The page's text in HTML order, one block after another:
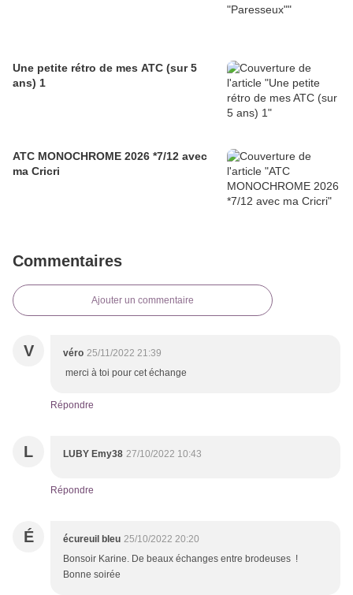
Une petite rétro de mes ATC (sur 5
ans) 1
ATC MONOCHROME 2026 *7/12 avec
ma Cricri
Commentaires
Ajouter un commentaire
V véro 25/11/2022 21:39
merci à toi pour cet échange
Répondre
L LUBY Emy38 27/10/2022 10:43
Répondre
É écureuil bleu 25/10/2022 20:20
Bonsoir Karine. De beaux échanges entre brodeuses !
Bonne soirée